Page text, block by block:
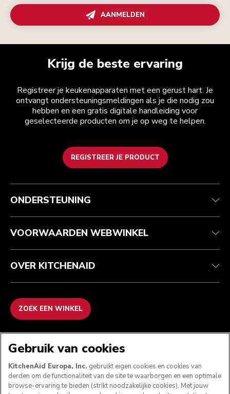
AANMELDEN
Krijg de beste ervaring
Registreer je keukenapparaten met een gerust hart. Je
ontvangt ondersteuningsmeldingen als je die nodig zou
hebben en een gratis digitale handleiding voor
geselecteerde producten om je op weg te helpen.
REGISTREER JE PRODUCT
Health check
Je bestelling volgen
Garantie en documenten
Veelgestelde vragen
Algemene voorwaarden
Retournering en terugbetaling
Imprint
ODR
Het merk
Zoek een winkel
ONDERSTEUNING
VOORWAARDEN WEBWINKEL
OVER KITCHENAID
ZOEK EEN WINKEL
VOLG ONS
Gebruik van cookies
KitchenAid Europa, Inc. gebruikt eigen cookies en cookies van
derden om de functionaliteit van de site te waarborgen en een optimale
browse-ervaring te bieden (strikt noodzakelijke cookies). Met jouw